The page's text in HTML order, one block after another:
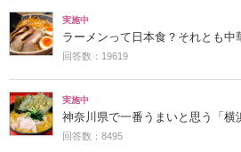
実施中
ラーメンって日本食？それとも中
回答数：19619
実施中
神奈川県で一番うまいと思う「横
回答数：8495